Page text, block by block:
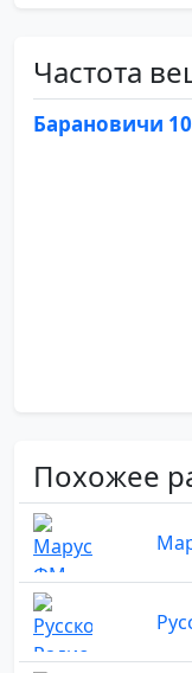
Частота
Барановичи
Похожее